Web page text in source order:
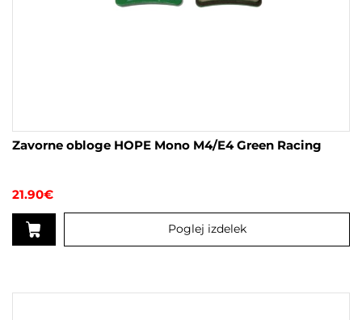
Zavorne obloge HOPE Mono M4/E4 Green Racing
21.90€
Poglej izdelek